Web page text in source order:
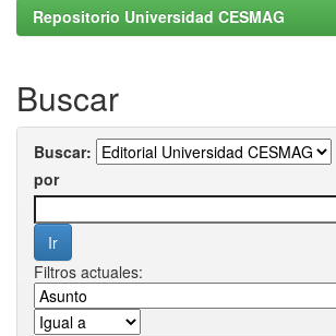
Repositorio Universidad CESMAG
Buscar
Buscar:
por
Filtros actuales: